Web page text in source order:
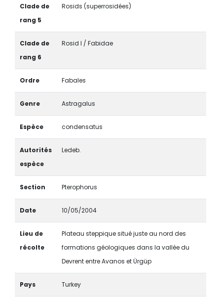
Clade de
rang 5
Rosids (superrosidées)
Clade de
rang 6
Rosid I / Fabidae
Ordre Fabales
Genre Astragalus
Espèce condensatus
Autorités
espèce
Ledeb.
Section Pterophorus
Date 10/05/2004
Lieu de
récolte
Plateau steppique situé juste au nord des
formations géologiques dans la vallée du
Devrent entre Avanos et Ürgüp
Pays Turkey